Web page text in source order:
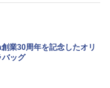
業30周年を記念したオリ
バッグ